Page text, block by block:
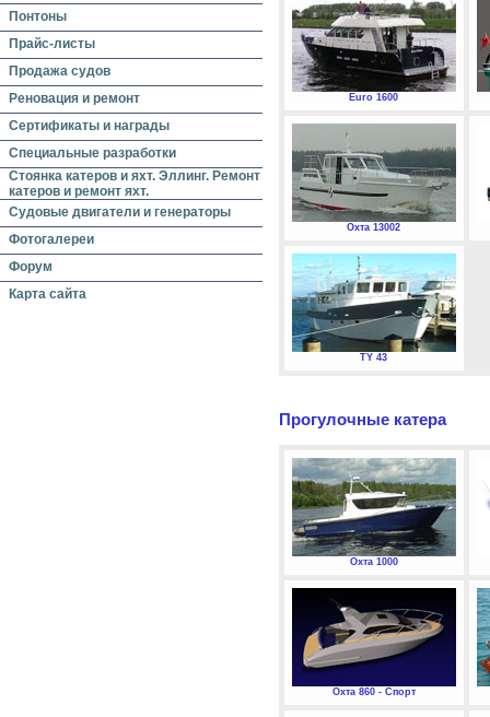
Понтоны
Прайс-листы
Продажа судов
Реновация и ремонт
Сертификаты и награды
Специальные разработки
Стоянка катеров и яхт. Эллинг. Ремонт
катеров и ремонт яхт.
Судовые двигатели и генераторы
Фотогалереи
Форум
Карта сайта
Euro 1600
Охта 13002
TY 43
Прогулочные катера
Охта 1000
Охта 860 - Спорт